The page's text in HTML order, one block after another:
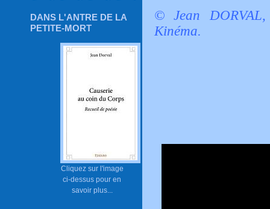
DANS L'ANTRE DE LA
PETITE-MORT
Cliquez sur l'image
ci-dessus pour en
savoir plus...
© Jean
Kinéma.